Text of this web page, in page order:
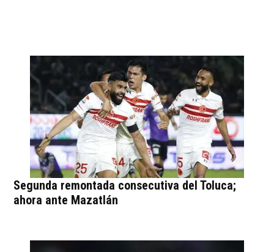
Segunda remontada consecutiva del Toluca;
ahora ante Mazatlán